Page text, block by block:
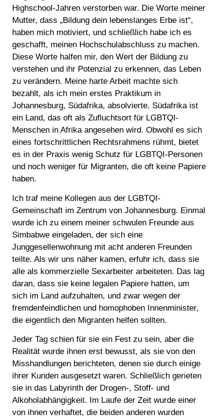
Highschool-Jahren verstorben war. Die Worte meiner
Mutter, dass „Bildung dein lebenslanges Erbe ist“,
haben mich motiviert, und schließlich habe ich es
geschafft, meinen Hochschulabschluss zu machen.
Diese Worte halfen mir, den Wert der Bildung zu
verstehen und ihr Potenzial zu erkennen, das Leben
zu verändern. Meine harte Arbeit machte sich
bezahlt, als ich mein erstes Praktikum in
Johannesburg, Südafrika, absolvierte. Südafrika ist
ein Land, das oft als Zufluchtsort für LGBTQI-
Menschen in Afrika angesehen wird. Obwohl es sich
eines fortschrittlichen Rechtsrahmens rühmt, bietet
es in der Praxis wenig Schutz für LGBTQI-Personen
und noch weniger für Migranten, die oft keine Papiere
haben.
Ich traf meine Kollegen aus der LGBTQI-
Gemeinschaft im Zentrum von Johannesburg. Einmal
wurde ich zu einem meiner schwulen Freunde aus
Simbabwe eingeladen, der sich eine
Junggesellenwohnung mit acht anderen Freunden
teilte. Als wir uns näher kamen, erfuhr ich, dass sie
alle als kommerzielle Sexarbeiter arbeiteten. Das lag
daran, dass sie keine legalen Papiere hatten, um
sich im Land aufzuhalten, und zwar wegen der
fremdenfeindlichen und homophoben Innenminister,
die eigentlich den Migranten helfen sollten.
Jeder Tag schien für sie ein Fest zu sein, aber die
Realität wurde ihnen erst bewusst, als sie von den
Misshandlungen berichteten, denen sie durch einige
ihrer Kunden ausgesetzt waren. Schließlich gerieten
sie in das Labyrinth der Drogen-, Stoff- und
Alkoholabhängigkeit. Im Laufe der Zeit wurde einer
von ihnen verhaftet, die beiden anderen wurden